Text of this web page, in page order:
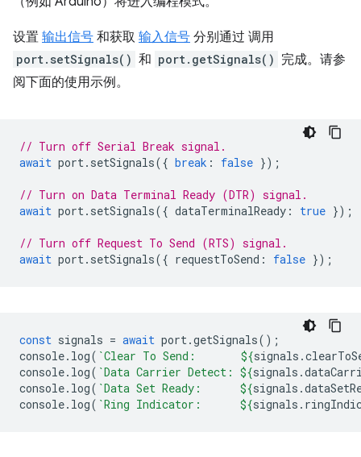
设置 输出信号 和获取 输入信号 分别通过 调用
port.setSignals() 和 port.getSignals() 完成。请参
阅下面的使用示例。
// Turn off Serial Break signal.
await port. setSignals({ break : false });
// Turn on Data Terminal Ready (DTR) signal.
await port. setSignals({ dataTerminalReady : true });
// Turn off Request To Send (RTS) signal.
await port. setSignals({ requestToSend : false });
const signals = await port.getSignals();
console. log( `Clear To Send: ${signals .
console. log( `Data Carrier Detect: ${signals .
console. log( `Data Set Ready: ${signals .
console. log( `Ring Indicator: ${signals .